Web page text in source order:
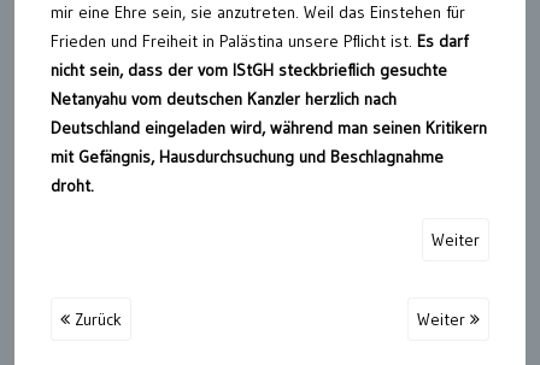
mir eine Ehre sein, sie anzutreten. Weil das Einstehen für
Frieden und Freiheit in Palästina unsere Pflicht ist. Es darf
nicht sein, dass der vom IStGH steckbrieflich gesuchte
Netanyahu vom deutschen Kanzler herzlich nach
Deutschland eingeladen wird, während man seinen Kritikern
mit Gefängnis, Hausdurchsuchung und Beschlagnahme
droht.
Weiter
Zurück Weiter